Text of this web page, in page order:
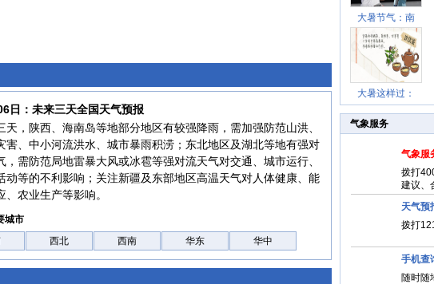
日：未来三天全国天气预报
天，陕西、海南岛等地部分地区有较强降雨，需加强防范山洪、
害、中小河流洪水、城市暴雨积涝；东北地区及湖北等地有强对
，需防范局地雷暴大风或冰雹等强对流天气对交通、城市运行、
动等的不利影响；关注新疆及东部地区高温天气对人体健康、能
、农业生产等影响。
城市
西北 西南 华东 华中
大暑节气：南
大暑这样过：
气象服务
气象服
拨打
建议、
天气预
拨打
手机查
随时随